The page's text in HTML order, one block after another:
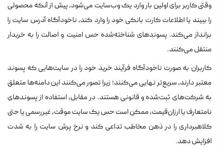
وقتی کاربر برای اولین بار وارد یک وب‌سایت می‌شود، پیش از آنکه محصولی
را ببیند یا اطلاعات کارت بانکی خود را وارد کند، ناخودآگاه آدرس سایت را
برانداز می‌کند. پسوندهای شناخته‌شده حس امنیت و اصالت را به خریدار
منتقل می‌کنند.
کاربران به صورت ناخودآگاه فرآیند خرید خود را در سایت‌هایی که پسوند
معتبر دارند، سریع‌تر نهایی می‌کنند؛ زیرا تصور می‌کنند این دامنه‌ها متعلق
به شرکت‌های ثبت‌شده و قانونی هستند. در مقابل، استفاده از پسوندهای
نامتعارف یا ارزان‌قیمت، ممکن است حس یک سایت موقت، غیررسمی یا حتی
کلاهبرداری را در ذهن مخاطب تداعی کند و نرخ پرش سایت را به شدت
افزایش دهد.